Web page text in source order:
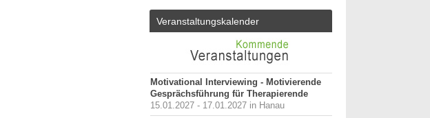
Veranstaltungskalender
Motivational Interviewing - Motivierende
Gesprächsführung für Therapierende
15.01.2027 - 17.01.2027 in Hanau